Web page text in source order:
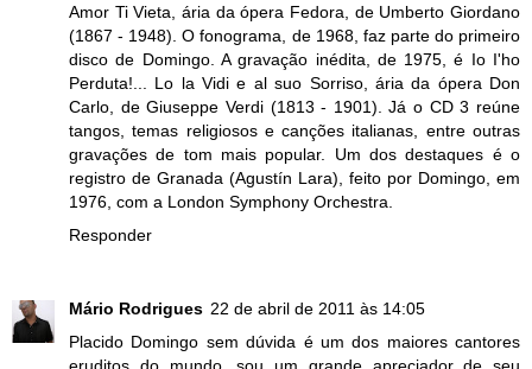
Amor Ti Vieta, ária da ópera Fedora, de Umberto Giordano
(1867 - 1948). O fonograma, de 1968, faz parte do primeiro
disco de Domingo. A gravação inédita, de 1975, é Io I'ho
Perduta!... Lo la Vidi e al suo Sorriso, ária da ópera Don
Carlo, de Giuseppe Verdi (1813 - 1901). Já o CD 3 reúne
tangos, temas religiosos e canções italianas, entre outras
gravações de tom mais popular. Um dos destaques é o
registro de Granada (Agustín Lara), feito por Domingo, em
1976, com a London Symphony Orchestra.
Responder
Mário Rodrigues 22 de abril de 2011 às 14:05
Placido Domingo sem dúvida é um dos maiores cantores